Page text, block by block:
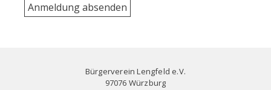
Bürgerverein Lengfeld e.V.
97076 Würzburg